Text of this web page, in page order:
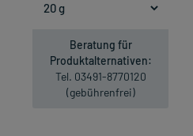
Beratung für
Produktalternativen:
Tel. 03491-8770120
(gebührenfrei)